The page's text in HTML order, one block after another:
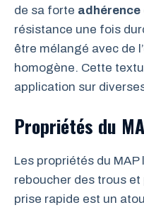
de sa forte adhérence
résistance une fois
être mélangé avec de
homogène. Cette
application sur
Propriétés du
Les propriétés du
reboucher des trous
prise rapide est un